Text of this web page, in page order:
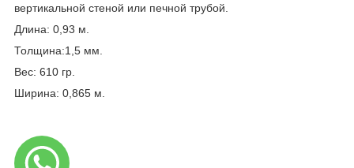
вертикальной стеной или печной трубой.
Длина: 0,93 м.
Толщина:1,5 мм.
Вес: 610 гр.
Ширина: 0,865 м.